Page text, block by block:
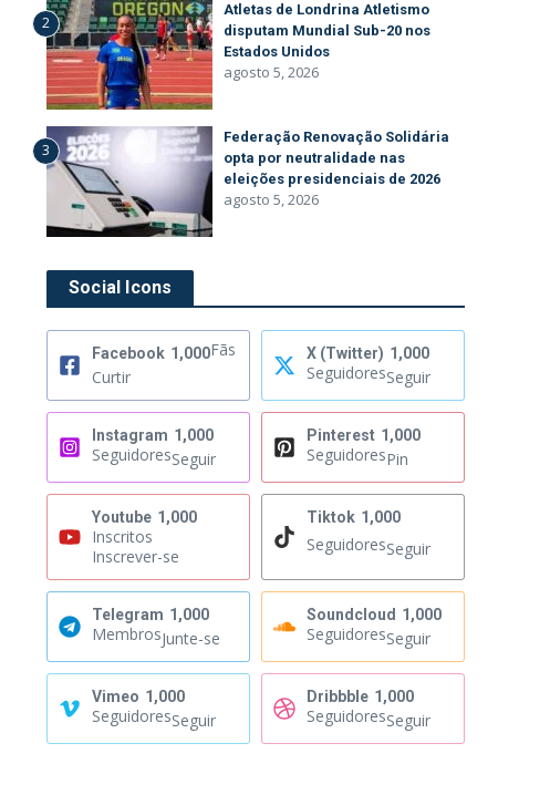
2
Atletas de Londrina Atletismo
disputam Mundial Sub-20 nos
Estados Unidos
agosto 5, 2026
3
Federação Renovação Solidária
opta por neutralidade nas
eleições presidenciais de 2026
agosto 5, 2026
Social Icons
Facebook 1,000Fãs
Curtir
X (Twitter) 1,000
SeguidoresSeguir
Instagram 1,000
SeguidoresSeguir
Pinterest 1,000
SeguidoresPin
Youtube 1,000
Inscritos
Inscrever-se
Tiktok 1,000
SeguidoresSeguir
Telegram 1,000
MembrosJunte-se
Soundcloud 1,000
SeguidoresSeguir
Vimeo 1,000
SeguidoresSeguir
Dribbble 1,000
SeguidoresSeguir